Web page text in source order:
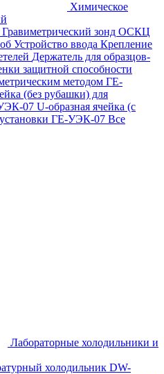
Химическое
Гравиметрический зонд ОСКЦ
Устройство ввода Крепление
Держатель для образцов-
защитной способности
методом ГЕ-
(без рубашки) для
07 U-образная ячейка (с
ГЕ-УЭК-07 Все
Лабораторные холодильники и
холодильник DW-